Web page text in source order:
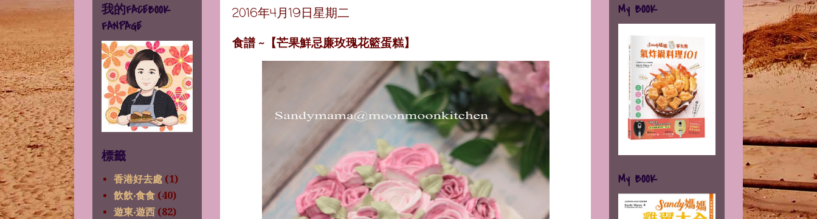
2016年4月19日星期二
食譜 ~【芒果鮮忌廉玫瑰花籃蛋糕】
我的FACEBOOK
FANPAGE
標籤
香港好去處 (1)
飲飲‧食食 (40)
遊東‧遊西 (82)
My BOOK
My BOOK